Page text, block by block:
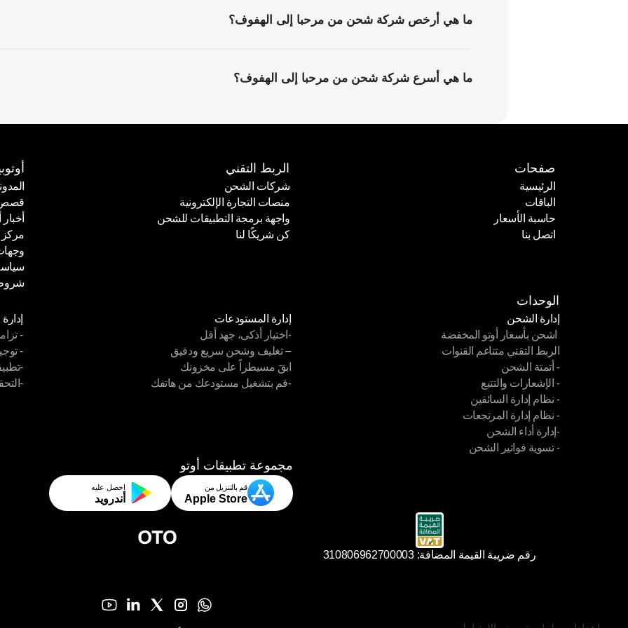
ما هي أرخص شركة شحن من مرحبا إلى الهفوف؟
ما هي أسرع شركة شحن من مرحبا إلى الهفوف؟
صفحات
الرئيسية
الرئيسية
الباقات
الباقات
حاسبة الأسعار
حاسبة الأسعار
اتصل بنا
الربط التقني
شركات الشحن
شركات الشحن
منصات التجارة الإلكترونية
منصات التجارة الإلكترونية
واجهة برمجة التطبيقات للشحن
واجهة برمجة التطبيقات للشحن
كن شريكًا لنا
قصص
قصص
أخبار
أخبار
مركز
مركز
الوحدات
إدارة الشحن
إدارة الشحن
اشحن بأسعار أوتو المخفضة
اشحن بأسعار أوتو المخفضة
الربط التقني متناغم القنوات
الربط التقني متناغم القنوات
- أتمتة الشحن
- أتمتة الشحن
- الإشعارات والتتبع
- الإشعارات والتتبع
- نظام إدارة السائقين
- نظام إدارة السائقين
- نظام إدارة المرتجعات
- نظام إدارة المرتجعات
-إدارة أداء الشحن
-إدارة أداء الشحن
- تسوية فواتير الشحن
إدارة المستودعات
إدارة المستودعات
-اختيار أذكى، جهد أقل
-اختيار أذكى، جهد أقل
– تغليف وشحن سريع ودقيق
– تغليف وشحن سريع ودقيق
ابقَ مسيطراً على مخزونك
ابقَ مسيطراً على مخزونك
-قم بتشغيل مستودعك من هاتفك
-
-
-
-
-
-
-
مجموعة تطبيقات أوتو
قم بالتنزيل من
Apple Store
احصل عليه
أندرويد
رقم ضريبة القيمة المضافة: 310806962700003